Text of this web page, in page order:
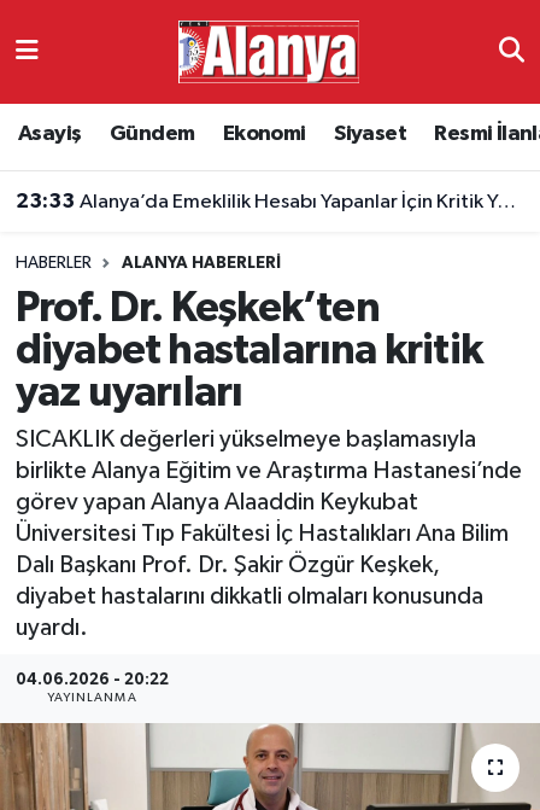
Asayiş Gündem Ekonomi Siyaset Resmi
23:33 Alanya’da Emeklilik Hesabı Yapanlar İçin Kritik Yaş Şartları
HABERLER ALANYA HABERLERI
Prof. Dr. Keşkek’ten
diyabet hastalarına kritik
yaz uyarıları
SICAKLIK değerleri yükselmeye başlamasıyla
birlikte Alanya Eğitim ve Araştırma Hastanesi’nde
görev yapan Alanya Alaaddin Keykubat
Üniversitesi Tıp Fakültesi İç Hastalıkları Ana Bilim
Dalı Başkanı Prof. Dr. Şakir Özgür Keşkek,
diyabet hastalarını dikkatli olmaları konusunda
uyardı.
04.06.2026 - 20:22
YAYINLANMA
Ekonomi
Resmi İlanlar
Alanyaspor
Turizm
E-Gazete
Antalya Namaz Vakitleri
Süper Lig Puan Durumu ve Fikstür
Tüm Manşetler
Son Dakika Haberleri
Haber Arşivi